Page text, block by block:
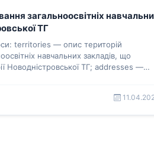
загальноосвітніх
ТГ
territories — опис територій
навчальних закладів, що
Новодністровської ТГ; addresses —